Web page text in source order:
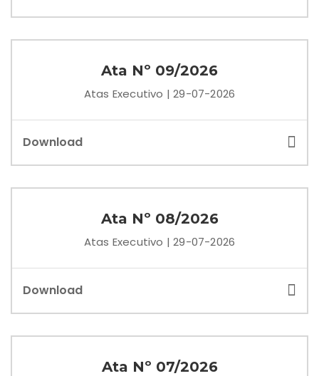
Ata Nº 09/2026
Atas Executivo | 29-07-2026
Download
Ata Nº 08/2026
Atas Executivo | 29-07-2026
Download
Ata Nº 07/2026